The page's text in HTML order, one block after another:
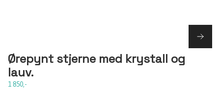
Ørepynt stjerne med krystall og
lauv.
1 850,-